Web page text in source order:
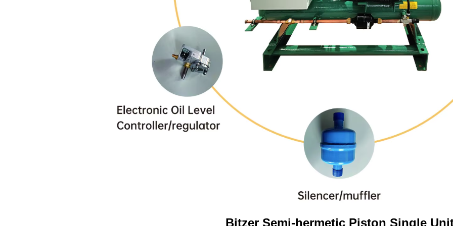
Bitzer Semi-hermetic Piston Single